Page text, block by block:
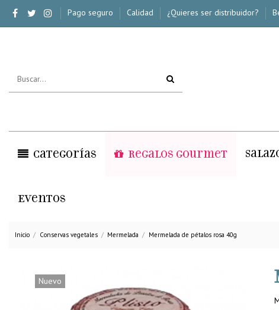
Pago seguro Calidad ¿Quieres ser distribuidor?
Categorías Regalos Gourmet
Eventos
Inicio Conservas vegetales Mermelada Mermelada de pétalos rosa 40g
Nuevo